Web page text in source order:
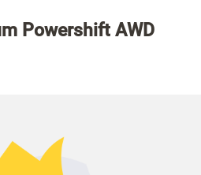
Powershift AWD